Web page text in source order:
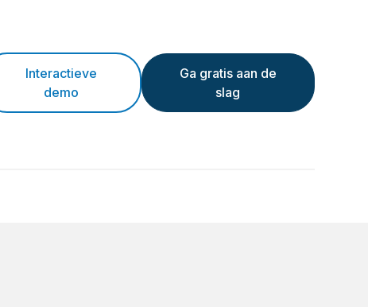
Interactieve
demo
Ga gratis aan de
slag